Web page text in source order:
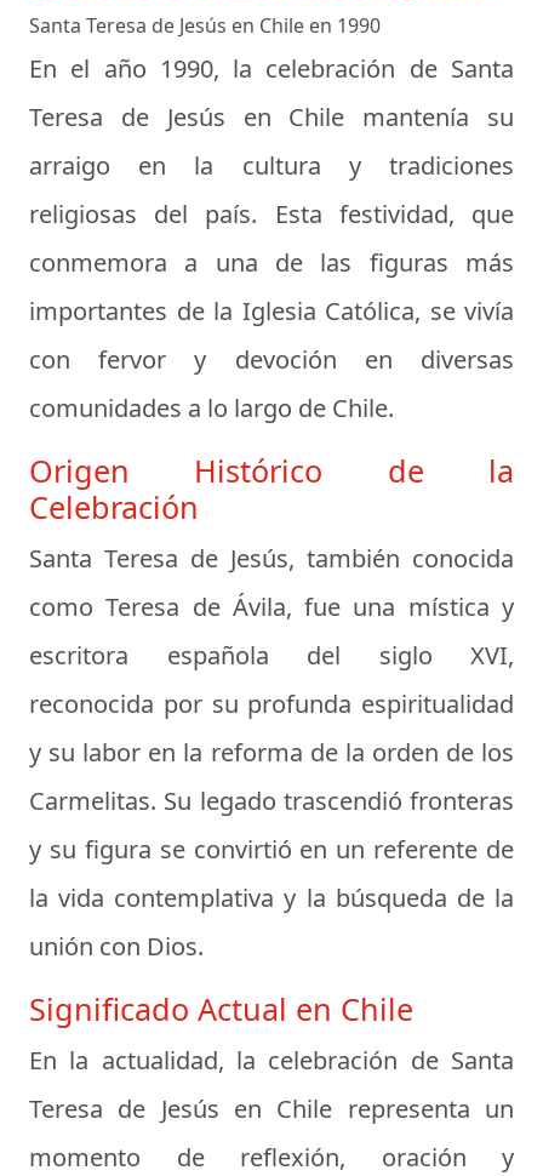
Santa Teresa de Jesús en Chile en 1990
En el año 1990, la celebración de Santa
Teresa de Jesús en Chile mantenía su
arraigo en la cultura y tradiciones
religiosas del país. Esta festividad, que
conmemora a una de las figuras más
importantes de la Iglesia Católica, se vivía
con fervor y devoción en diversas
comunidades a lo largo de Chile.
Origen Histórico de la
Celebración
Santa Teresa de Jesús, también conocida
como Teresa de Ávila, fue una mística y
escritora española del siglo XVI,
reconocida por su profunda espiritualidad
y su labor en la reforma de la orden de los
Carmelitas. Su legado trascendió fronteras
y su figura se convirtió en un referente de
la vida contemplativa y la búsqueda de la
unión con Dios.
Significado Actual en Chile
En la actualidad, la celebración de Santa
Teresa de Jesús en Chile representa un
momento de reflexión, oración y